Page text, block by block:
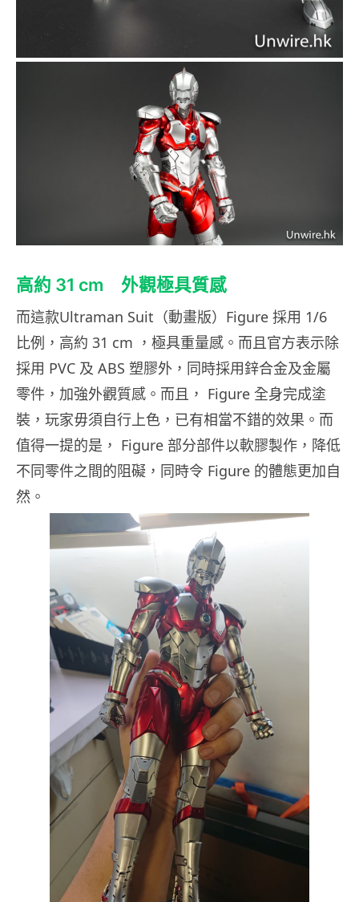
高約 31 cm 外觀極具質感
而這款Ultraman Suit（動畫版）Figure 採用 1/6
比例，高約 31 cm ，極具重量感。而且官方表示除
採用 PVC 及 ABS 塑膠外，同時採用鋅合金及金屬
零件，加強外觀質感。而且， Figure 全身完成塗
裝，玩家毋須自行上色，已有相當不錯的效果。而
值得一提的是， Figure 部分部件以軟膠製作，降低
不同零件之間的阻礙，同時令 Figure 的體態更加自
然。